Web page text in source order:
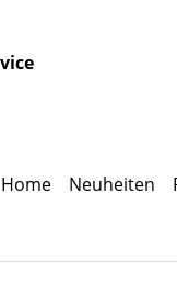
Home Neuheiten